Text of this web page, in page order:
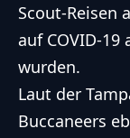
Scout-Reisen
auf COVID-
wurden.
Laut der
Buccaneers